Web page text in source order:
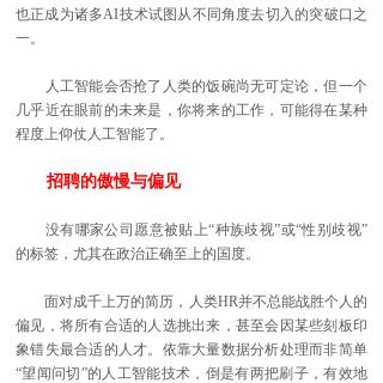
也正成为诸多AI技术试图从不同角度去切入的突破口之
一。
人工智能会否抢了人类的饭碗尚无可定论，但一个
几乎近在眼前的未来是，你将来的工作，可能得在某种
程度上仰仗人工智能了。
招聘的傲慢与偏见
没有哪家公司愿意被贴上“种族歧视”或“性别歧视”
的标签，尤其在政治正确至上的国度。
面对成千上万的简历，人类HR并不总能战胜个人的
偏见，将所有合适的人选挑出来，甚至会因某些刻板印
象错失最合适的人才。依靠大量数据分析处理而非简单
“望闻问切”的人工智能技术，倒是有两把刷子，有效地